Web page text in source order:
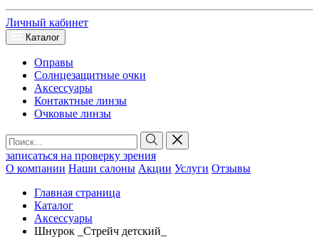
Личный кабинет
Каталог
Оправы
Солнцезащитные очки
Аксессуары
Контактные линзы
Очковые линзы
записаться на проверку зрения
О компании Наши салоны Акции Услуги Отзывы
Главная страница
Каталог
Аксессуары
Шнурок _Стрейч детский_